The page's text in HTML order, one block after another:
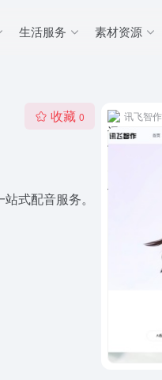
生活服务 素材资源
收藏 0
式配音服务。
讯飞智作